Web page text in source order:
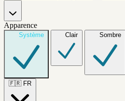
Apparence
Système Clair Sombre
🇫🇷 FR